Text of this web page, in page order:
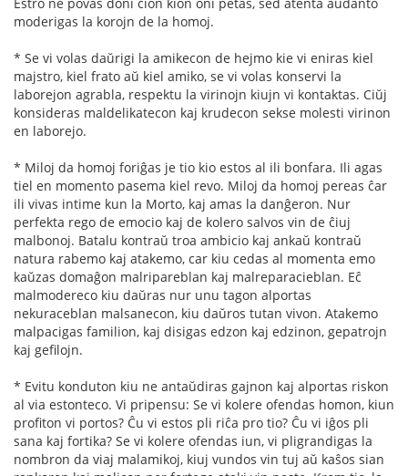
moderigas la korojn de la homoj.
* Se vi volas daŭrigi la amikecon de hejmo kie vi eniras kiel
majstro, kiel frato aŭ kiel amiko, se vi volas konservi la
laborejon agrabla, respektu la virinojn kiujn vi kontaktas. Ciŭj
konsideras maldelikatecon kaj krudecon sekse molesti virinon
en laborejo.
* Miloj da homoj foriĝas je tio kio estos al ili bonfara. Ili agas
tiel en momento pasema kiel revo. Miloj da homoj pereas ĉar
ili vivas intime kun la Morto, kaj amas la danĝeron. Nur
perfekta rego de emocio kaj de kolero salvos vin de ĉiuj
malbonoj. Batalu kontraŭ troa ambicio kaj ankaŭ kontraŭ
natura rabemo kaj atakemo, car kiu cedas al momenta emo
kaŭzas domaĝon malripareblan kaj malreparacieblan. Eĉ
malmodereco kiu daŭras nur unu tagon alportas
nekuraceblan malsanecon, kiu daŭros tutan vivon. Atakemo
malpacigas familion, kaj disigas edzon kaj edzinon, gepatrojn
kaj gefilojn.
* Evitu konduton kiu ne antaŭdiras gajnon kaj alportas riskon
al via estonteco. Vi pripensu: Se vi kolere ofendas homon, kiun
profiton vi portos? Ĉu vi estos pli riĉa pro tio? Ĉu vi iĝos pli
sana kaj fortika? Se vi kolere ofendas iun, vi pligrandigas la
nombron da viaj malamikoj, kiuj vundos vin tuj aŭ kaŝos sian